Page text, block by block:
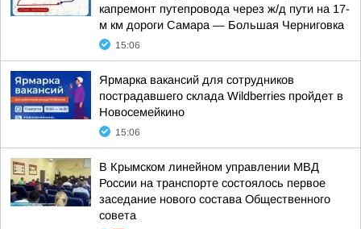
капремонт путепровода через ж/д пути на 17-
м км дороги Самара — Большая Черниговка
15:06
Ярмарка вакансий для сотрудников
пострадавшего склада Wildberries пройдет в
Новосемейкино
15:06
В Крымском линейном управлении МВД
России на транспорте состоялось первое
заседание нового состава Общественного
совета